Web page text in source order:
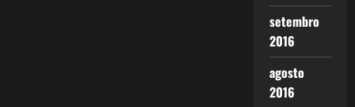
setembro
2016
agosto
2016